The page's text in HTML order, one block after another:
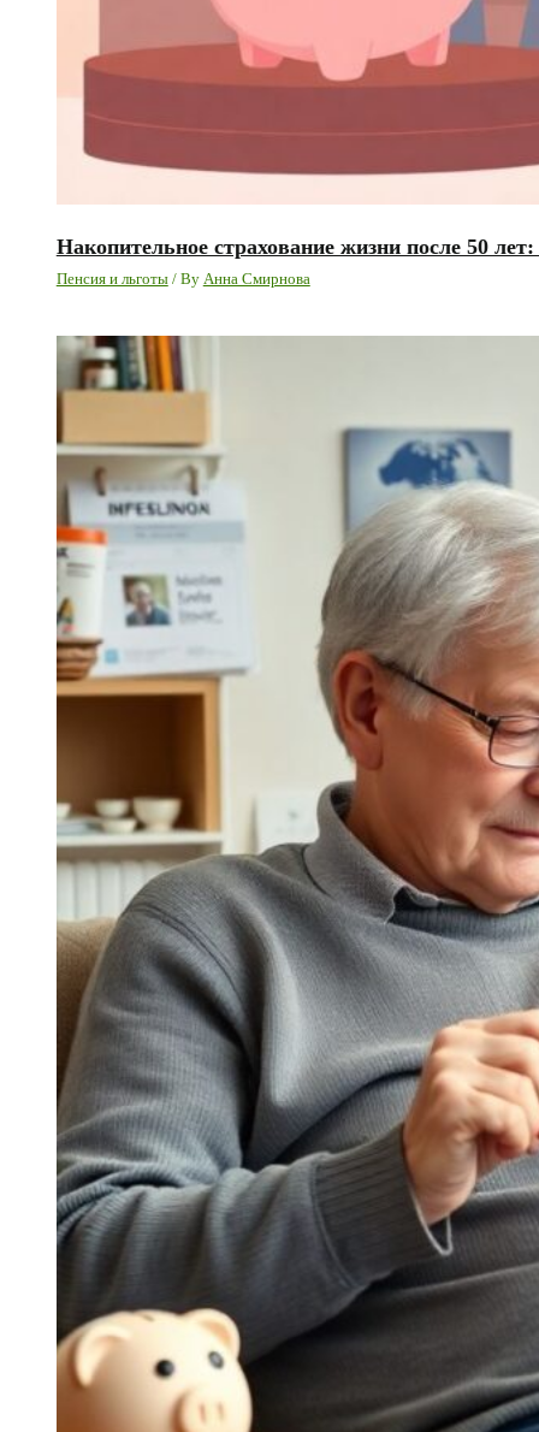
Накопительное страхование жизни после 50
Пенсия и льготы/ By Анна Смирнова